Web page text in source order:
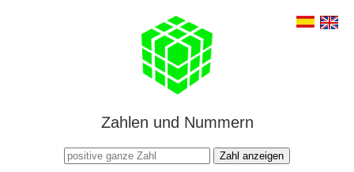
Zahlen und Nummern
Zahl anzeigen